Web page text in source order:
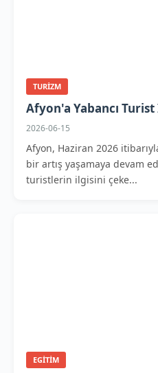
TURIZM
Afyon'a Yabancı
2026-06-15
Afyon, Haziran 2026
bir artış yaşamaya devam
turistlerin ilgisini çeke...
EGITIM